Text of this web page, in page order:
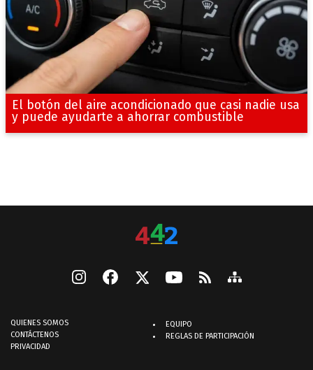
El botón del aire acondicionado que casi nadie usa
y puede ayudarte a ahorrar combustible
QUIENES SOMOS
CONTÁCTENOS
PRIVACIDAD
EQUIPO
REGLAS DE PARTICIPACIÓN